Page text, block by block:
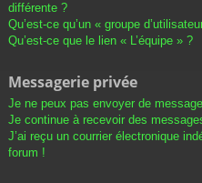
différente ?
Qu’est-ce qu’un « groupe
Qu’est-ce que le lien « L’équipe » ?
Messagerie privée
Je ne peux pas envoyer de
Je continue à recevoir des
J’ai reçu un courrier électronique
forum !